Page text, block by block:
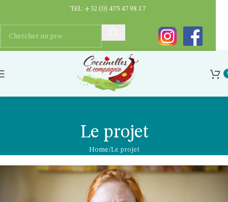
Le projet
Home Le projet
Tél.: +32 (0) 475 47 98 17